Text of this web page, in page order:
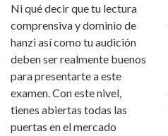
Ni qué decir que tu lectura
comprensiva y dominio de
hanzi así como tu audición
deben ser realmente buenos
para presentarte a este
examen. Con este nivel,
tienes abiertas todas las
puertas en el mercado